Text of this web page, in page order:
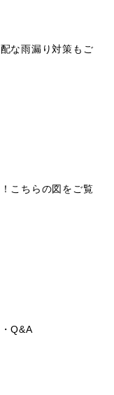
な雨漏り対策もご
こちらの図をご覧
・Q&A